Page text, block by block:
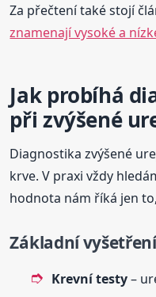
Za přečtení také stojí
znamenají vysoké a
Jak probíhá
při zvýšené
Diagnostika zvýšené
krve. V praxi vždy
hodnota nám říká jen
Základní vyšetření
Krevní testy–